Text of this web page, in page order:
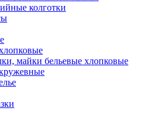
колготки
майки бельевые хлопковые